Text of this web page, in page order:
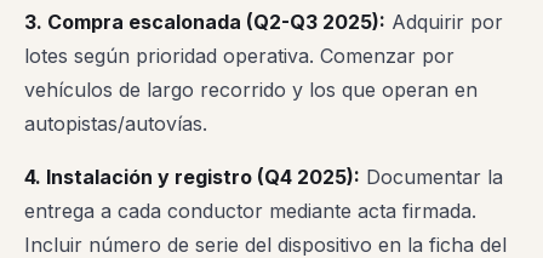
3. Compra escalonada (Q2-Q3 2025): Adquirir por
lotes según prioridad operativa. Comenzar por
vehículos de largo recorrido y los que operan en
autopistas/autovías.
4. Instalación y registro (Q4 2025): Documentar la
entrega a cada conductor mediante acta firmada.
Incluir número de serie del dispositivo en la ficha del